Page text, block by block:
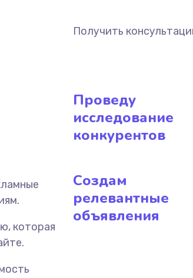
Получить
которая
Проведу
исследование
конкурентов
Создам
релевантные
объявления